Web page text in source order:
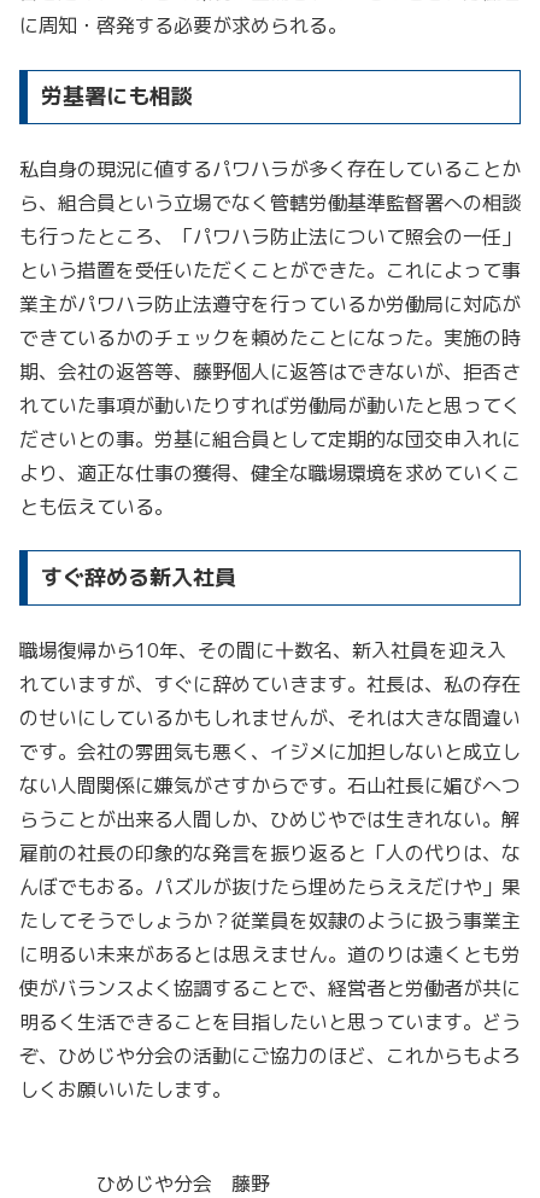
に周知・啓発する必要が求められる。
労基署にも相談
私自身の現況に値するパワハラが多く存在していることか
ら、組合員という立場でなく管轄労働基準監督署への相談
も行ったところ、「パワハラ防止法について照会の一任」
という措置を受任いただくことができた。これによって事
業主がパワハラ防止法遵守を行っているか労働局に対応が
できているかのチェックを頼めたことになった。実施の時
期、会社の返答等、藤野個人に返答はできないが、拒否さ
れていた事項が動いたりすれば労働局が動いたと思ってく
ださいとの事。労基に組合員として定期的な団交申入れに
より、適正な仕事の獲得、健全な職場環境を求めていくこ
とも伝えている。
すぐ辞める新入社員
職場復帰から10年、その間に十数名、新入社員を迎え入
れていますが、すぐに辞めていきます。社長は、私の存在
のせいにしているかもしれませんが、それは大きな間違い
です。会社の雰囲気も悪く、イジメに加担しないと成立し
ない人間関係に嫌気がさすからです。石山社長に媚びへつ
らうことが出来る人間しか、ひめじやでは生きれない。解
雇前の社長の印象的な発言を振り返ると「人の代りは、な
んぼでもおる。パズルが抜けたら埋めたらええだけや」果
たしてそうでしょうか？従業員を奴隷のように扱う事業主
に明るい未来があるとは思えません。道のりは遠くとも労
使がバランスよく協調することで、経営者と労働者が共に
明るく生活できることを目指したいと思っています。どう
ぞ、ひめじや分会の活動にご協力のほど、これからもよろ
しくお願いいたします。
ひめじや分会 藤野